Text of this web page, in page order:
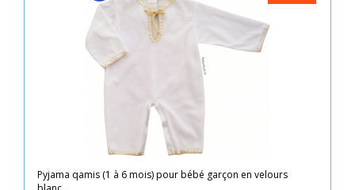
Pyjama qamis (1 à 6 mois) pour bébé garçon en velours